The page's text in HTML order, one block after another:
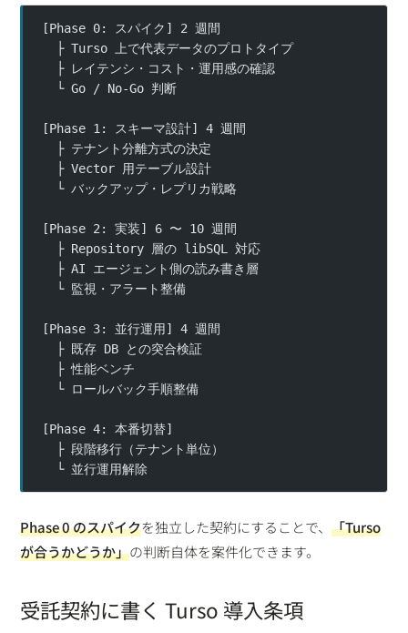
[Phase 0: スパイク] 2 週間
  ├ Turso 上で代表データのプロトタイプ
  ├ レイテンシ・コスト・運用感の確認
  └ Go / No-Go 判断
[Phase 1: スキーマ設計] 4 週間
  ├ テナント分離方式の決定
  ├ Vector 用テーブル設計
  └ バックアップ・レプリカ戦略
[Phase 2: 実装] 6 〜 10 週間
  ├ Repository 層の libSQL 対応
  ├ AI エージェント側の読み書き層
  └ 監視・アラート整備
[Phase 3: 並行運用] 4 週間
  ├ 既存 DB との突合検証
  ├ 性能ベンチ
  └ ロールバック手順整備
[Phase 4: 本番切替]
  ├ 段階移行（テナント単位）
  └ 並行運用解除
Phase 0 のスパイクを独立した契約にすることで、「Turso
が合うかどうか」の判断自体を案件化できます。
受託契約に書く Turso 導入条項